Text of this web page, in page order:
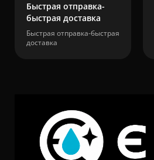
Быстрая отправка-
быстрая доставка
Быстрая отправка-быстрая
доставка